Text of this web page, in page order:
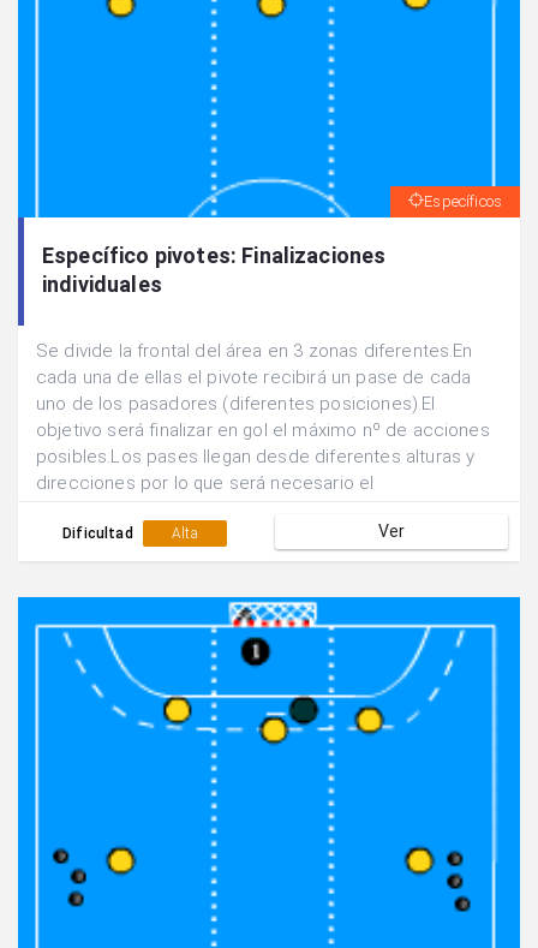
Específicos
Específico pivotes: Finalizaciones
individuales
Se divide la frontal del área en 3 zonas diferentes.En
cada una de ellas el pivote recibirá un pase de cada
uno de los pasadores (diferentes posiciones).El
objetivo será finalizar en gol el máximo nº de acciones
posibles.Los pases llegan desde diferentes alturas y
direcciones por lo que será necesario el
con rapidez y eficacia.
Dificultad Alta Ver